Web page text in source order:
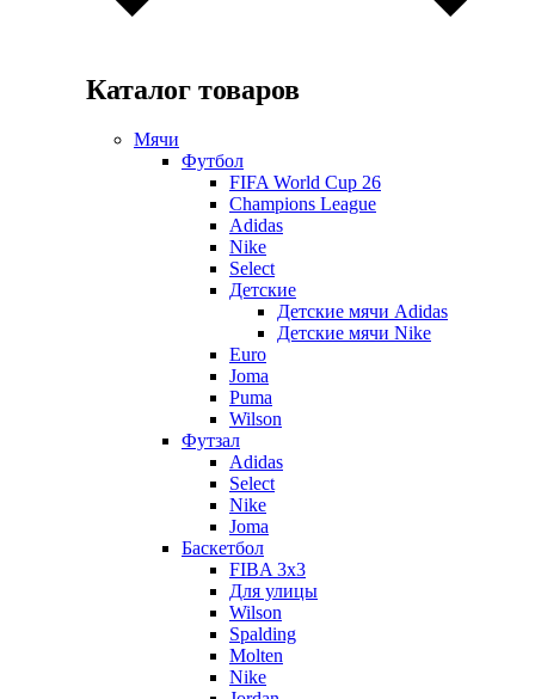
Каталог товаров
Мячи
Футбол
FIFA World Cup 26
Champions League
Adidas
Nike
Select
Детские
Детские мячи Adidas
Детские мячи Nike
Euro
Joma
Puma
Wilson
Футзал
Adidas
Select
Nike
Joma
Баскетбол
FIBA 3x3
Для улицы
Wilson
Spalding
Molten
Nike